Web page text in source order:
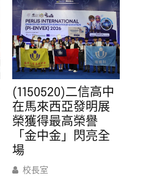
(1150520)二信高中
在馬來西亞發明展
榮獲得最高榮譽
「金中金」閃亮全
場
校長室